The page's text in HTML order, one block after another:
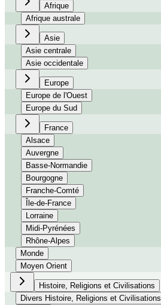
Afrique
Afrique australe
Asie
Asie centrale
Asie occidentale
Europe
Europe de l'Ouest
Europe du Sud
France
Alsace
Auvergne
Basse-Normandie
Bourgogne
Franche-Comté
Île-de-France
Lorraine
Midi-Pyrénées
Rhône-Alpes
Monde
Moyen Orient
Histoire, Religions et Civilisations
Divers Histoire, Religions et Civilisations